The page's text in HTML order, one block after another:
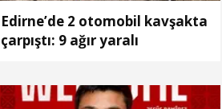
Edirne’de 2 otomobil kavşakta
çarpıştı: 9 ağır yaralı